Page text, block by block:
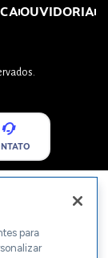
OUVIDORIA
para